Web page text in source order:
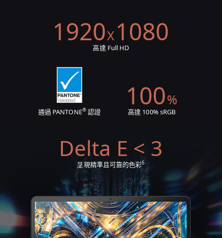
1920X1080
高達 Full HD
通過 PANTONE®認證
100%
高達 100% sRGB
Delta E < 3
呈現精準且可靠的色彩6